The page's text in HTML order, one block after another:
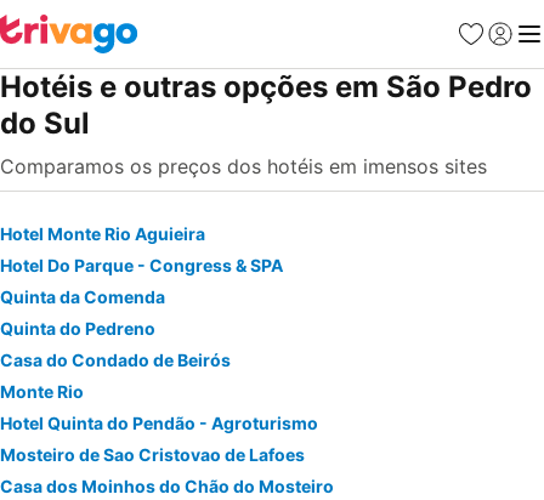
Favoritos
Iniciar
Hotéis e outras opções em São Pedro
do Sul
Comparamos os preços dos hotéis em imensos sites
Hotel Monte Rio Aguieira
Hotel Do Parque - Congress & SPA
Quinta da Comenda
Quinta do Pedreno
Casa do Condado de Beirós
Monte Rio
Hotel Quinta do Pendão - Agroturismo
Mosteiro de Sao Cristovao de Lafoes
Casa dos Moinhos do Chão do Mosteiro